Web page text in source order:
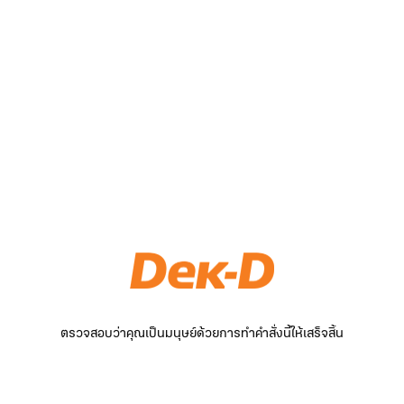
ตรวจสอบว่าคุณเป็นมนุษย์ด้วยการทำคำสั่งนี้ให้เสร็จสิ้น